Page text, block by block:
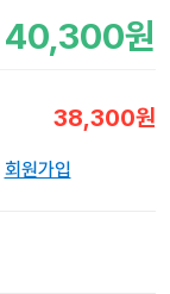
40,300원
38,300원
회원가입